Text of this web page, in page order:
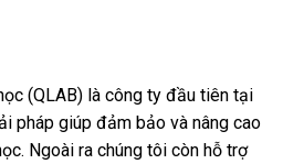
(QLAB) là công ty đầu tiên tại
pháp giúp đảm bảo và nâng cao
Ngoài ra chúng tôi còn hỗ trợ